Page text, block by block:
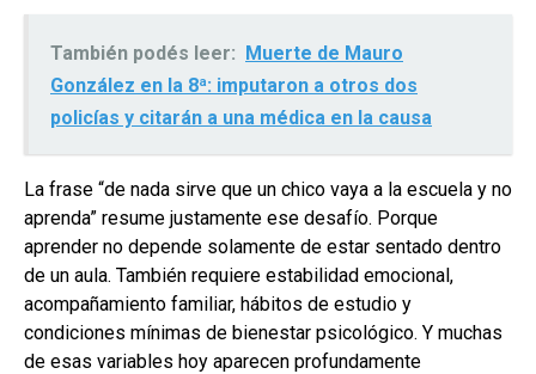
También podés leer: Muerte de Mauro
González en la 8ª: imputaron a otros dos
policías y citarán a una médica en la causa
La frase “de nada sirve que un chico vaya a la escuela y no
aprenda” resume justamente ese desafío. Porque
aprender no depende solamente de estar sentado dentro
de un aula. También requiere estabilidad emocional,
acompañamiento familiar, hábitos de estudio y
condiciones mínimas de bienestar psicológico. Y muchas
de esas variables hoy aparecen profundamente